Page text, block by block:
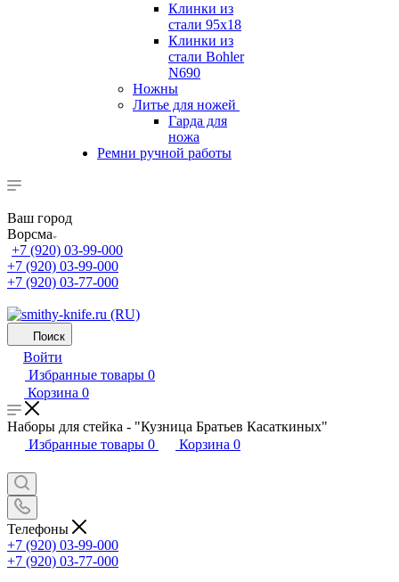
Клинки из
стали 95х18
Клинки из
стали Bohler
N690
Ножны
Литье для ножей
Гарда для
ножа
Ремни ручной работы
Ваш город
Ворсма
+7 (920) 03-99-000
+7 (920) 03-99-000
+7 (920) 03-77-000
Поиск
Войти
Избранные товары 0
Корзина 0
Наборы для стейка - "Кузница Братьев Касаткиных"
Избранные товары 0 Корзина 0
Телефоны
+7 (920) 03-99-000
+7 (920) 03-77-000